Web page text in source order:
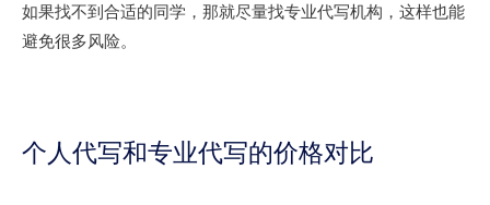
如果找不到合适的同学，那就尽量找专业代写机构，这样也能
避免很多风险。
个人代写和专业代写的价格对比